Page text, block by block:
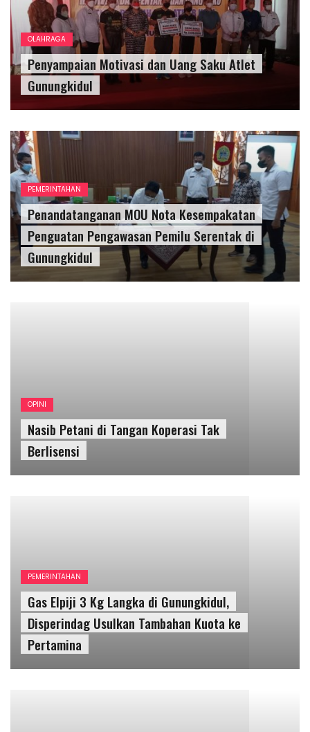
OLAHRAGA
Penyampaian Motivasi dan Uang Saku Atlet
Gunungkidul
PEMERINTAHAN
Penandatanganan MOU Nota Kesempakatan
Penguatan Pengawasan Pemilu Serentak di
Gunungkidul
OPINI
Nasib Petani di Tangan Koperasi Tak
Berlisensi
PEMERINTAHAN
Gas Elpiji 3 Kg Langka di Gunungkidul,
Disperindag Usulkan Tambahan Kuota ke
Pertamina